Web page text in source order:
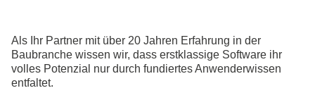
Als Ihr Partner mit über 20 Jahren Erfahrung in der
Baubranche wissen wir, dass erstklassige Software ihr
volles Potenzial nur durch fundiertes Anwenderwissen
entfaltet.